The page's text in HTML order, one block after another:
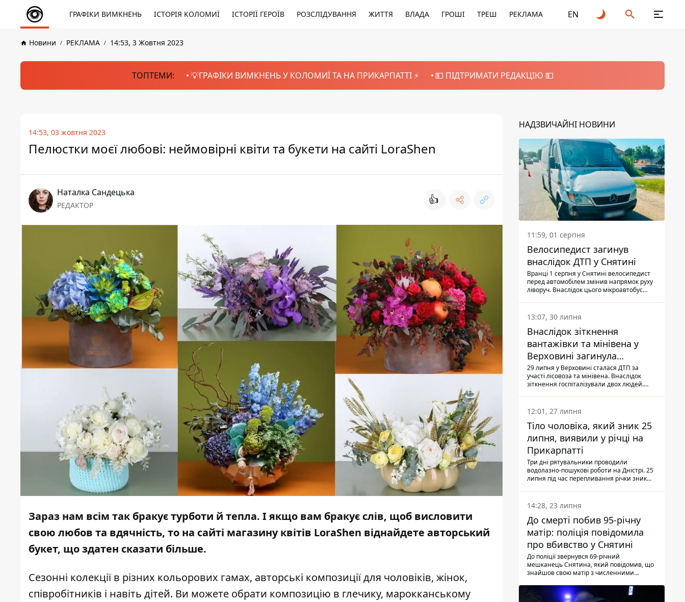
ГРАФІКИ ВИМКНЕНЬ ІСТОРІЯ КОЛОМИЇ ІСТОРІЇ ГЕРОЇВ РОЗСЛІДУВАННЯ ЖИТТЯ ВЛАДА ГРОШІ ТРЕШ РЕКЛАМА EN
Новини РЕКЛАМА 14:53, 3 Жовтня 2023
ТОПТЕМИ: 💡ГРАФІКИ ВИМКНЕНЬ У КОЛОМИЇ ТА НА ПРИКАРПАТТІ ⚡️ 💵 ПІДТРИМАТИ РЕДАКЦІЮ 💵
14:53, 03 жовтня 2023
Пелюстки моєї любові: неймовірні квіти та букети на сайті LoraShen
Наталка Сандецька
РЕДАКТОР 👍
Зараз нам всім так бракує турботи й тепла. І якщо вам бракує слів, щоб висловити
свою любов та вдячність, то на сайті магазину квітів LoraShen віднайдете авторський
букет, що здатен сказати більше.
Сезонні колекції в різних кольорових гамах, авторські композиції для чоловіків, жінок,
співробітників і навіть дітей. Ви можете обрати композицію в глечику, марокканському
НАДЗВИЧАЙНІ НОВИНИ
11:59, 01 серпня
Велосипедист загинув
внаслідок ДТП у Снятині
Вранці 1 серпня у Снятині велосипедист
перед автомобілем змінив напрямок руху
ліворуч. Внаслідок цього мікроавтобус
13:07, 30 липня
Внаслідок зіткнення
вантажівки та мінівена у
Верховині загинула
пасажирка, водійка - у
лікарні
29 липня у Верховині сталася ДТП за
участі лісовоза та мінівена. Внаслідок
зіткнення госпіталізували двох людей.
Також травми отримала водійка
автомобіля.
12:01, 27 липня
Тіло чоловіка, який зник 25
липня, виявили у річці на
Прикарпатті
Три дні рятувальники проводили
водолазно-пошукові роботи на Дністрі. 25
липня під час перепливання річки зник
виявили тіло.
14:28, 23 липня
До смерті побив 95-річну
матір: поліція повідомила
про вбивство у Снятині
До поліції звернувся 69-річний
мешканець Снятина, який повідомив, що
знайшов свою матір з численними
з'ясували правоохоронці, ці травми жінці
наніс її син.